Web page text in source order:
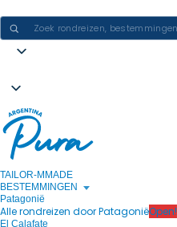
TAILOR-MMADE
BESTEMMINGEN
Patagonië
Alle rondreizen door PatagoniëOpen!
El Calafate